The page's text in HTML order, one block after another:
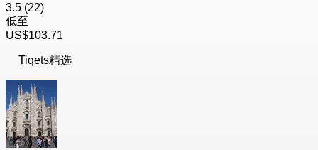
3.5 (22)
低至
US$103.71
Tiqets精选